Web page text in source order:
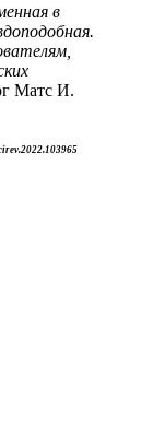
в
Матс И.